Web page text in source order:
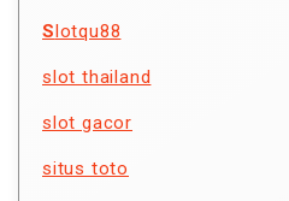
Slotqu88
slot thailand
slot gacor
situs toto